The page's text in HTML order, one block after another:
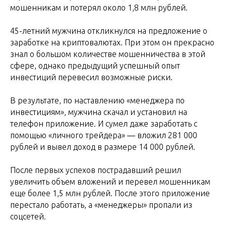
мошенникам и потерял около 1,8 млн рублей.
45-летний мужчина откликнулся на предложение о
заработке на криптовалютах. При этом он прекрасно
знал о большом количестве мошенничества в этой
сфере, однако предыдущий успешный опыт
инвестиций перевесил возможные риски.
В результате, по наставлению «менеджера по
инвестициям», мужчина скачал и установил на
телефон приложение. И сумел даже заработать с
помощью «личного трейдера» ― вложил 281 000
рублей и вывел доход в размере 14 000 рублей.
После первых успехов пострадавший решил
увеличить объем вложений и перевел мошенникам
еще более 1,5 млн рублей. После этого приложение
перестало работать, а «менеджеры» пропали из
соцсетей.